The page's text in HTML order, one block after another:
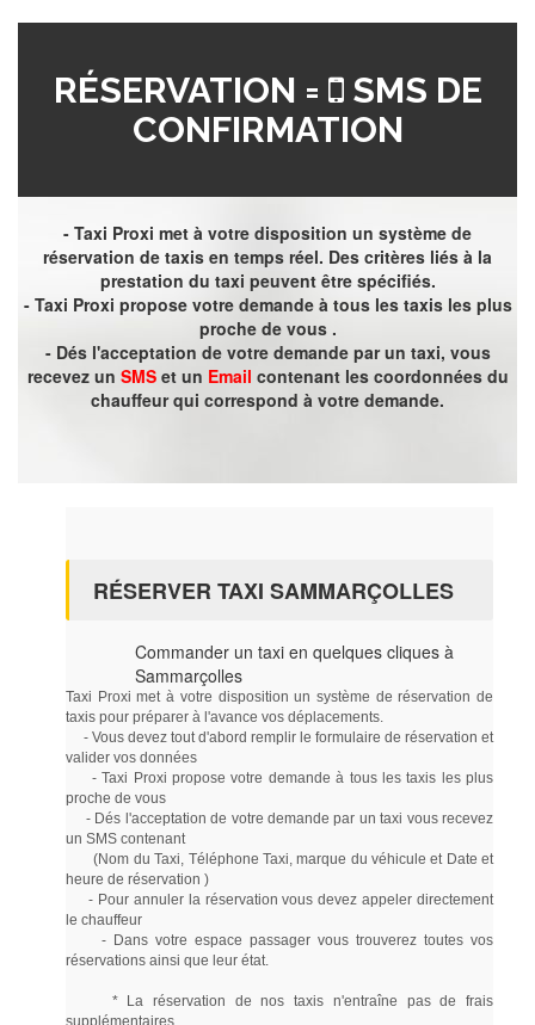
RÉSERVATION =
SMS DE
CONFIRMATION
- Taxi Proxi met à votre disposition un système de
réservation de taxis en temps réel. Des critères liés à la
prestation du taxi peuvent être spécifiés.
- Taxi Proxi propose votre demande à tous les taxis les plus
proche de vous .
- Dés l'acceptation de votre demande par un taxi, vous
recevez un SMSet un Email contenant les coordonnées du
chauffeur qui correspond à votre demande.
RÉSERVER TAXI SAMMARÇOLLES
Commander un taxi en quelques cliques à
Sammarçolles
Taxi Proxi met à votre disposition un système de réservation de
taxis pour préparer à l'avance vos déplacements.
- Vous devez tout d'abord remplir le formulaire de réservation et
valider vos données
- Taxi Proxi propose votre demande à tous les taxis les plus
proche de vous
- Dés l'acceptation de votre demande par un taxi vous recevez
un SMS contenant
(Nom du Taxi, Téléphone Taxi, marque du véhicule et Date et
heure de réservation )
- Pour annuler la réservation vous devez appeler directement
le chauffeur
- Dans votre espace passager vous trouverez toutes vos
réservations ainsi que leur état.
* La réservation de nos taxis n'entraîne pas de frais
supplémentaires.